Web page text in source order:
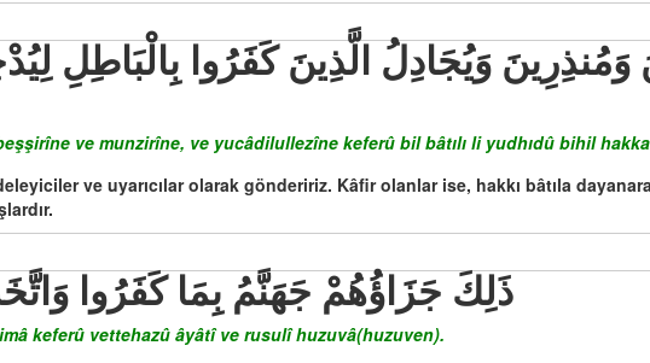
ve munzirîne, ve yucâdilullezîne keferû bil bâtılı li yudhıdû bihil
ve uyarıcılar olarak göndeririz. Kâfir olanlar ise, hakkı bâtıla
ذَلِكَ جَزَاؤُهُمْ جَهَنَّمُ بِمَا كَفَرُوا
keferû vettehazû âyâtî ve rusulî huzuvâ(huzuven).